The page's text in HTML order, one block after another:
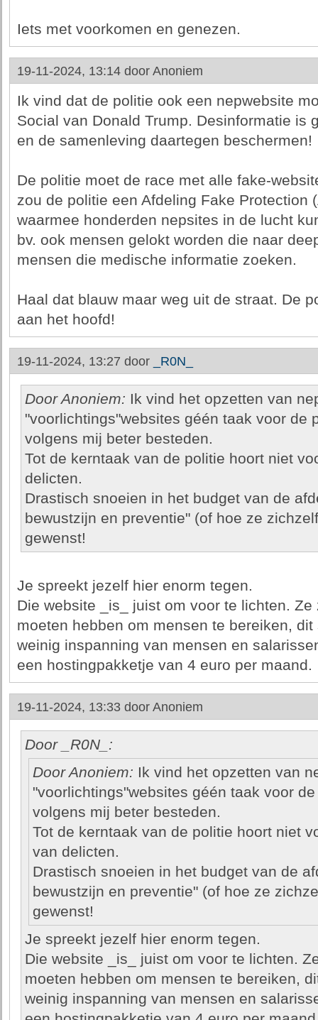
Iets met voorkomen en genezen.
19-11-2024, 13:14 door Anoniem
Ik vind dat de politie ook een nepwebsite
Social van Donald Trump. Desinformatie is
en de samenleving daartegen beschermen!
De politie moet de race met alle fake-
zou de politie een Afdeling Fake Protection
waarmee honderden nepsites in de lucht
bv. ook mensen gelokt worden die naar
mensen die medische informatie zoeken.
Haal dat blauw maar weg uit de straat. De
aan het hoofd!
19-11-2024, 13:27 door _R0N_
Door Anoniem: Ik vind het opzetten van
"voorlichtings"websites géén taak voor de
volgens mij beter besteden.
Tot de kerntaak van de politie hoort niet
delicten.
Drastisch snoeien in het budget van de
bewustzijn en preventie" (of hoe ze
gewenst!
Je spreekt jezelf hier enorm tegen.
Die website _is_ juist om voor te lichten.
moeten hebben om mensen te bereiken,
weinig inspanning van mensen en
een hostingpakketje van 4 euro per maand.
19-11-2024, 13:33 door Anoniem
Door _R0N_:
Door Anoniem: Ik vind het opzetten van
"voorlichtings"websites géén taak voor
volgens mij beter besteden.
Tot de kerntaak van de politie hoort niet
van delicten.
Drastisch snoeien in het budget van de
bewustzijn en preventie" (of hoe ze
gewenst!
Je spreekt jezelf hier enorm tegen.
Die website _is_ juist om voor te lichten.
moeten hebben om mensen te bereiken,
weinig inspanning van mensen en